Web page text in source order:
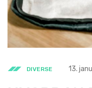
DIVERSE 13.